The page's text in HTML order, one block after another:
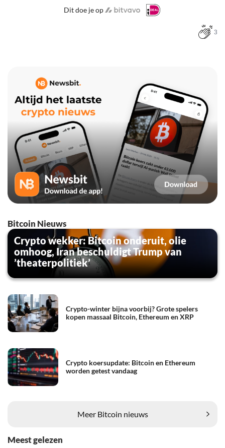
Dit doe je op
3
Bitcoin Nieuws
Crypto wekker: Bitcoin onderuit, olie
omhoog, Iran beschuldigt Trump van
’theaterpolitiek’
Crypto-winter bijna voorbij? Grote spelers
kopen massaal Bitcoin, Ethereum en XRP
Crypto koersupdate: Bitcoin en Ethereum
worden getest vandaag
Meer Bitcoin nieuws
Meest gelezen